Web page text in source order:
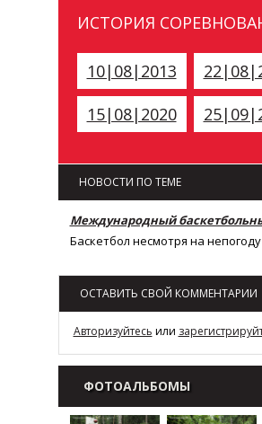
ИСТОРИЯ
10|08|2013
15|08|2020
НОВОСТИ ПО ТЕМЕ
Международный
Баскетбол несмотря на непогоду
ОСТАВИТЬ СВОЙ КОММЕНТАРИИ
Авторизуйтесь или
ФОТОАЛЬБОМЫ